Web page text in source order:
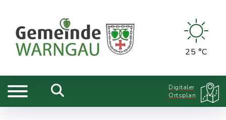
25 °C
Digitaler
Ortsplan